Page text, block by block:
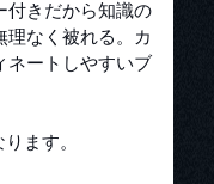
付きだから知識の
理なく被れる。カ
ネートしやすいブ
ます。